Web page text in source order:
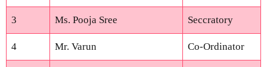
3 Ms. Pooja Sree Seccratory
4 Mr. Varun Co-Ordinator